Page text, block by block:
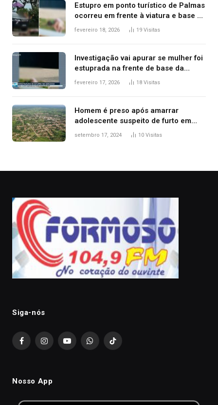
Estupro em ponto turístico de Palmas
ocorreu em frente à viatura e base de
segurança; polícia investiga
fevereiro 18, 2026 19 Visitas
Investigação vai apurar se mulher foi
estuprada na frente de base da
Guarda Metropolitana de Palmas, diz
fevereiro 17, 2026 18 Visitas
Homem é preso após amarrar
adolescente suspeito de furto em
estaca de cerca e agredi-lo
setembro 17, 2024 10 Visitas
Siga-nós
FacebookInstagramYouTubeWhatsAppTikTok
Nosso App